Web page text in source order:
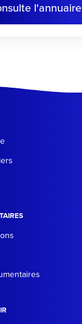
l'annuaire